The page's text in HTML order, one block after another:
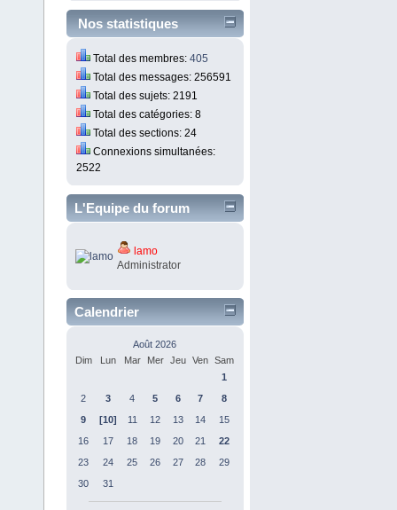
Nos statistiques
Total des membres:405
Total des messages: 256591
Total des sujets: 2191
Total des catégories: 8
Total des sections: 24
Connexions simultanées:
2522
L'Equipe du forum
lamo
Administrator
Calendrier
Août 2026
Dim
Lun Mar Mer Jeu Ven
Sam
1
2
3 4 5 6 7
8
9
[10] 11 12 13 14
15
16
17 18 19 20 21
22
23
24 25 26 27 28
29
30
31